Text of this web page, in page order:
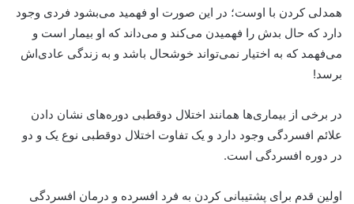
همدلی کردن با اوست؛ در این صورت او فهمید می‌بشود فردی وجود
دارد که حال بدش را فهمیدن می‌کند و می‌داند که او بیمار است و
می‌فهمد که به اختیار نمی‌تواند خوشحال باشد و به زندگی عادی‌اش
برسد!
در برخی از بیماری‌ها همانند اختلال دوقطبی دوره‌های نشان دادن
علائم افسردگی وجود دارد و یک تفاوت اختلال دوقطبی نوع یک و دو
در دوره افسردگی است.
اولین قدم برای پشتیبانی کردن به فرد افسرده و درمان افسردگی